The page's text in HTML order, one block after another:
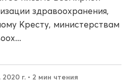
здравоохранения,
Кресту, министерствам
г. • 2 мин чтения